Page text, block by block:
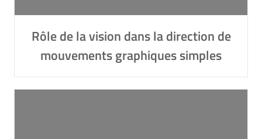
Rôle de la vision dans la direction de
mouvements graphiques simples